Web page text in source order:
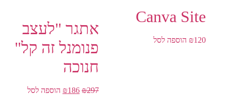
Canva Site
₪120 הוספה לסל
אתגר "לעצב
פנומנל זה קל"
חנוכה
₪297
₪186 הוספה לסל